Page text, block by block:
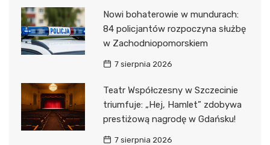
Nowi bohaterowie w mundurach:
84 policjantów rozpoczyna służbę
w Zachodniopomorskiem
7 sierpnia 2026
Teatr Współczesny w Szczecinie
triumfuje: „Hej, Hamlet” zdobywa
prestiżową nagrodę w Gdańsku!
7 sierpnia 2026